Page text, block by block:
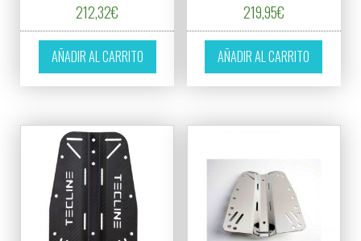
212,32€
AÑADIR AL CARRITO
219,95€
AÑADIR AL CARRITO